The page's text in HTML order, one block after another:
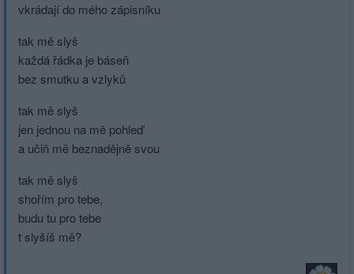
vkrádají do mého zápisníku
tak mě slyš
každá řádka je báseň
bez smutku a vzlyků
tak mě slyš
jen jednou na mě pohleď
a učiň mě beznadějně svou
tak mě slyš
shořím pro tebe,
budu tu pro tebe
t slyšíš mě?